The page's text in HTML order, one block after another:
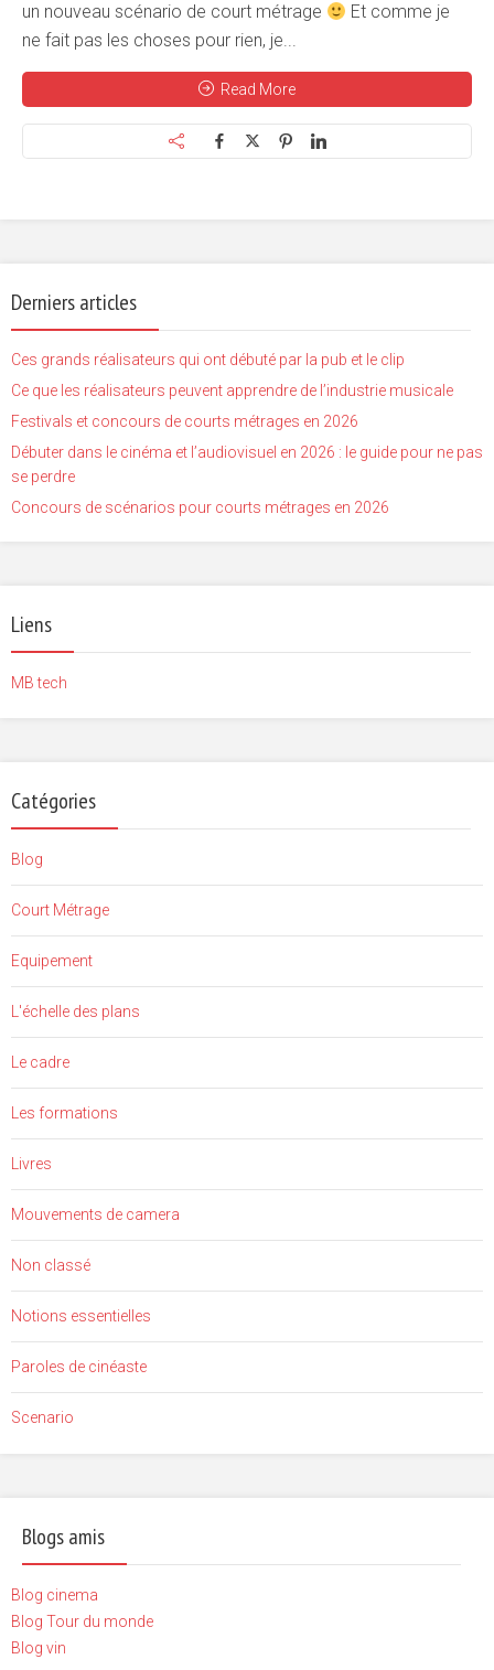
un nouveau scénario de court métrage
Et comme je
ne fait pas les choses pour rien, je...
Read More
Derniers articles
Ces grands réalisateurs qui ont débuté par la pub et le clip
Ce que les réalisateurs peuvent apprendre de l’industrie musicale
Festivals et concours de courts métrages en 2026
Débuter dans le cinéma et l’audiovisuel en 2026 : le guide pour ne pas
se perdre
Concours de scénarios pour courts métrages en 2026
Liens
MB tech
Catégories
Blog
Court Métrage
Equipement
L'échelle des plans
Le cadre
Les formations
Livres
Mouvements de camera
Non classé
Notions essentielles
Paroles de cinéaste
Scenario
Blogs amis
Blog cinema
Blog Tour du monde
Blog vin